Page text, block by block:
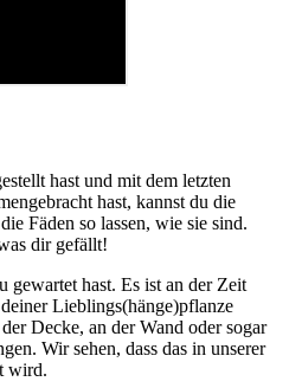
hast und mit dem letzten
hast, kannst du die
Fäden so lassen, wie sie sind.
dir gefällt!
gewartet hast. Es ist an der Zeit
Lieblings(hänge)pflanze
Decke, an der Wand oder sogar
Wir sehen, dass das in unserer
wird.